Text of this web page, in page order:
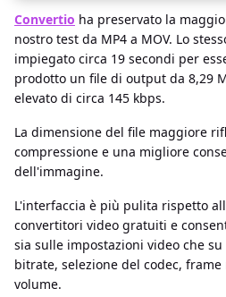
Convertio ha preservato la
nostro test da MP4 a MOV. Lo
impiegato circa 19 secondi per
prodotto un file di output da 8,29
elevato di circa 145 kbps.
La dimensione del file maggiore
compressione e una migliore
dell'immagine.
L'interfaccia è più pulita rispetto
convertitori video gratuiti e
sia sulle impostazioni video che
bitrate, selezione del codec,
volume.